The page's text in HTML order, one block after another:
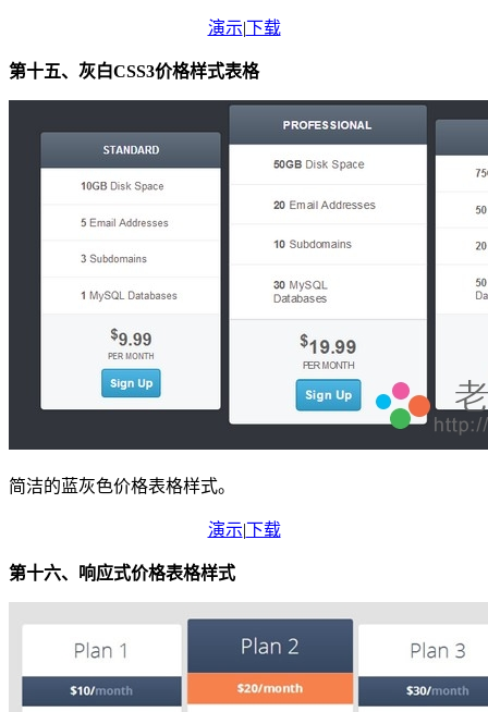
演示|下载
第十五、灰白CSS3价格样式表格
简洁的蓝灰色价格表格样式。
演示|下载
第十六、响应式价格表格样式